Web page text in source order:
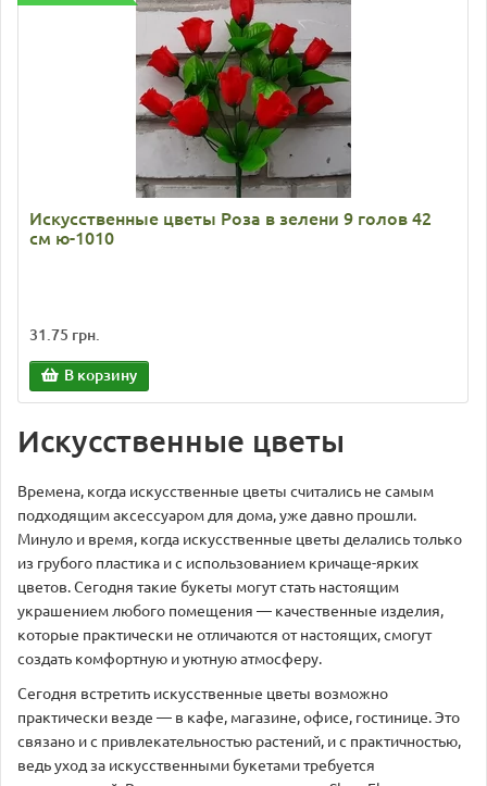
Искусственные цветы Роза в зелени 9 голов 42
см ю-1010
31.75 грн.
В корзину
Искусственные цветы
Времена, когда искусственные цветы считались не самым
подходящим аксессуаром для дома, уже давно прошли.
Минуло и время, когда искусственные цветы делались только
из грубого пластика и с использованием кричаще-ярких
цветов. Сегодня такие букеты могут стать настоящим
украшением любого помещения — качественные изделия,
которые практически не отличаются от настоящих, смогут
создать комфортную и уютную атмосферу.
Сегодня встретить искусственные цветы возможно
практически везде — в кафе, магазине, офисе, гостинице. Это
связано и с привлекательностью растений, и с практичностью,
ведь уход за искусственными букетами требуется